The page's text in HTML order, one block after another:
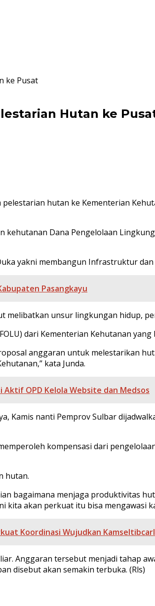
ke Pusat
Hutan ke
hutan ke Kementerian
Dana Pengelolaan
yakni membangun Infrastruktur
Pasangkayu
unsur lingkungan hidup,
dari Kementerian Kehutanan
anggaran untuk melestarikan
kata Junda.
OPD Kelola Website dan Medsos
Kamis nanti Pemprov Sulbar
kompensasi dari
hutan.
bagaimana menjaga produktivitas
kita akan perkuat itu bisa mengawasi
Koordinasi Wujudkan
Anggaran tersebut menjadi tahap
disebut akan semakin terbuka. (Rls)